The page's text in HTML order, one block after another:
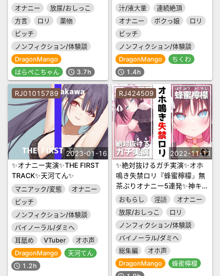
オナニー
放尿/おしっこ
方言
ロリ
薬物
ビッチ
ノンフィクション/体験談
DragonMango
はらぺこちゃん
schedule 3.7h
ちゃうギャップ萌え♪勃起し
た大きなクリちゃん強力吸!!
おまんこヌプヌプ爆裂アクメ
♪
汁/液大量
連続絶頂
オナニー
ボクっ娘
ロリ
ビッチ
ノンフィクション/体験談
DragonMango
ちくわ
schedule 1.4h
RJ01015789
2023-01-16
✨オナニー実演✨THE FIRST
TRACK✨天河てん✨
マニアック/変態
オナニー
ビッチ
ノンフィクション/体験談
バイノーラル/ダミヘ
耳舐め
VTuber
オホ声
DragonMango
天河てん
schedule 1.2h
RJ424509
2022-11-11
✨絶対抜けるガチ実演✨オホ
鳴き失禁ロリ『蜂蜜檸檬』無
茶ぶりオナニー5連発✨神キ
ャストの本気オナニーでキン
タマ空っぽになるまで抜いて
くれ!!
おもらし 淫語
オナニー
放尿/おしっこ
ロリ
ノンフィクション/体験談
バイノーラル/ダミヘ
総集編
オホ声
DragonMango
蜂蜜檸檬